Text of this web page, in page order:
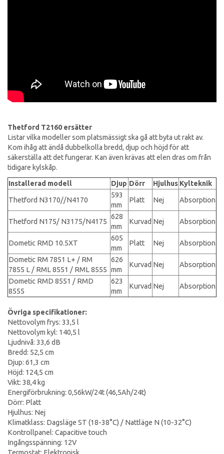
Thetford T2160 ersätter
Listar vilka modeller som platsmässigt ska gå att byta ut rakt av.
Kom ihåg att ändå dubbelkolla bredd, djup och höjd för att
säkerställa att det fungerar. Kan även krävas att elen dras om från
tidigare kylskåp.
Installerad modell
Djup Dörr Hjulhus Kylteknik
Thetford N3170//N4170
593
mm
Platt Nej Absorption
Thetford N175/ N3175/N4175
628
mm
Kurvad Nej Absorption
Dometic RMD 10.5XT
605
mm
Platt Nej Absorption
Dometic RM 7851 L+ / RM
7855 L / RML 8551 / RML 8555
626
mm
Kurvad Nej Absorption
Dometic RMD 8551 / RMD
8555
623
mm
Kurvad Nej Absorption
Övriga specifikationer:
Nettovolym frys: 33,5 l
Nettovolym kyl: 140,5 l
Ljudnivå: 33,6 dB
Bredd: 52,5 cm
Djup: 61,3 cm
Höjd: 124,5 cm
Vikt: 38,4 kg
Energiförbrukning: 0,56kW/24t (46,5Ah/24t)
Dörr: Platt
Hjulhus: Nej
Klimatklass: Dagsläge ST (18-38°C) / Nattläge N (10-32°C)
Kontrollpanel: Capacitive touch
Ingångsspänning: 12V
Termostat: Elektronisk